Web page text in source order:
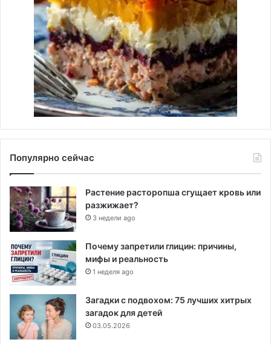
Популярно сейчас
Растение расторопша сгущает кровь или
разжижает?
3 недели ago
Почему запретили глицин: причины,
мифы и реальность
1 неделя ago
Загадки с подвохом: 75 лучших хитрых
загадок для детей
03.05.2026